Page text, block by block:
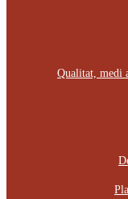
Qualitat, medi